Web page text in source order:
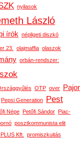
nyilasok
László
írók népligeti diszkó
23. olajmaffia olaszok
orbán-rendszer:
OTP over
Pajor
Pepsi Generation Pest
Népe Petőfi Sándor
Piac-
posztkommunista elit
Kft.
promiszkuitás